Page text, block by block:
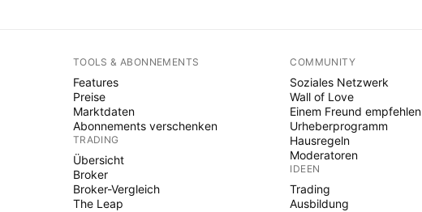
TOOLS & ABONNEMENTS
Features
Preise
Marktdaten
Abonnements verschenken
TRADING
Übersicht
Broker
Broker-Vergleich
The Leap
COMMUNITY
Soziales Netzwerk
Wall of Love
Einem Freund empfehlen
Urheberprogramm
Hausregeln
Moderatoren
IDEEN
Trading
Ausbildung